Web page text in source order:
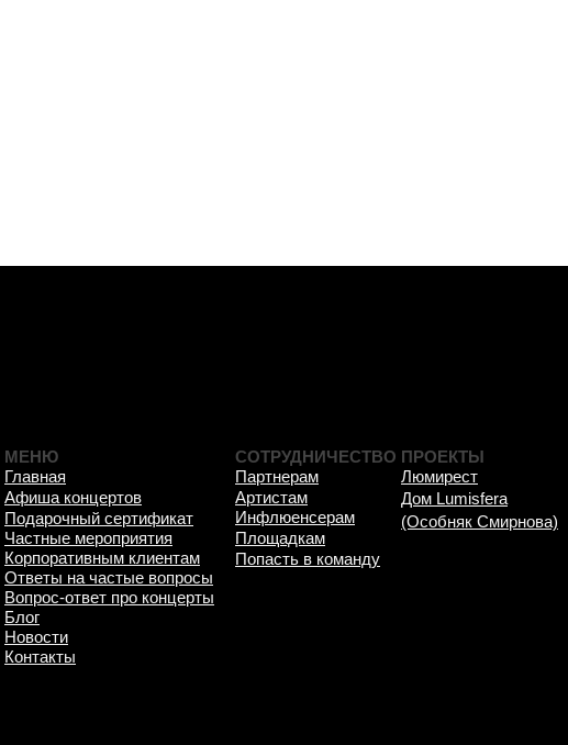
МЕНЮ
Главная
Афиша концертов
Подарочный сертификат
Частные мероприятия
Корпоративным клиентам
Ответы на частые вопросы
Вопрос-ответ про концерты
Блог
Новости
Контакты
СОТРУДНИЧЕСТВО
Партнерам
Артистам
Инфлюенсерам
Площадкам
Попасть в команду
ПРОЕКТЫ
Люмирест
Дом Lumisfera
(Особняк Смирнова)